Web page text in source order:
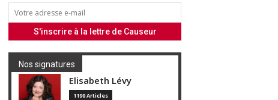
Nos signatures
Elisabeth Lévy
1190 Articles